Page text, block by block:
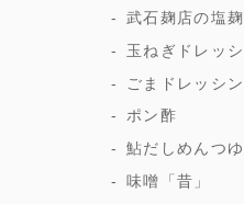
武石麹店の塩麹
玉ねぎドレッ
ごまドレッシ
ポン酢
鮎だしめんつゆ
味噌「昔」